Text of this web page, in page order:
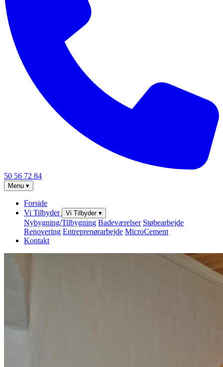
50 56 72 84
Menu ▾
Forside
Vi Tilbyder
Vi Tilbyder ▾
Nybygning/Tilbygning Badeværelser Støbearbejde
Renovering Entreprenørarbejde MicroCement
Kontakt